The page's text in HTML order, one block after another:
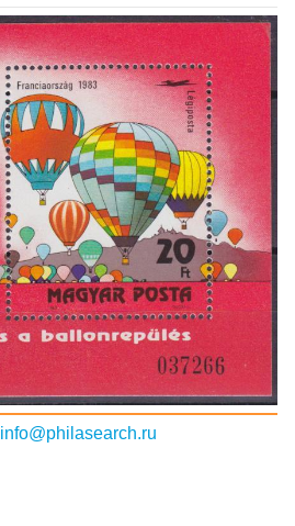
info@philasearch.ru